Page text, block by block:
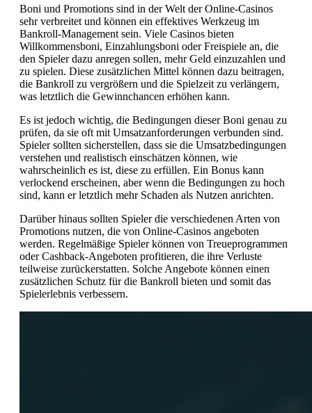
Boni und Promotions sind in der Welt der Online-Casinos
sehr verbreitet und können ein effektives Werkzeug im
Bankroll-Management sein. Viele Casinos bieten
Willkommensboni, Einzahlungsboni oder Freispiele an, die
den Spieler dazu anregen sollen, mehr Geld einzuzahlen und
zu spielen. Diese zusätzlichen Mittel können dazu beitragen,
die Bankroll zu vergrößern und die Spielzeit zu verlängern,
was letztlich die Gewinnchancen erhöhen kann.
Es ist jedoch wichtig, die Bedingungen dieser Boni genau zu
prüfen, da sie oft mit Umsatzanforderungen verbunden sind.
Spieler sollten sicherstellen, dass sie die Umsatzbedingungen
verstehen und realistisch einschätzen können, wie
wahrscheinlich es ist, diese zu erfüllen. Ein Bonus kann
verlockend erscheinen, aber wenn die Bedingungen zu hoch
sind, kann er letztlich mehr Schaden als Nutzen anrichten.
Darüber hinaus sollten Spieler die verschiedenen Arten von
Promotions nutzen, die von Online-Casinos angeboten
werden. Regelmäßige Spieler können von Treueprogrammen
oder Cashback-Angeboten profitieren, die ihre Verluste
teilweise zurückerstatten. Solche Angebote können einen
zusätzlichen Schutz für die Bankroll bieten und somit das
Spielerlebnis verbessern.